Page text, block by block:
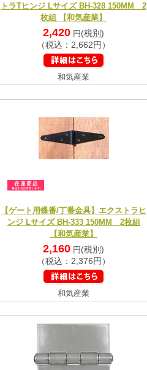
トラTヒンジ Lサイズ BH-328 150MM 2
枚組 【和気産業】
2,420 円 (税別)
（税込：2,662円）
和気産業
【ゲート用蝶番/丁番金具】エクストラヒ
ンジ Lサイズ BH-333 150MM 2枚組
【和気産業】
2,160 円 (税別)
（税込：2,376円）
和気産業